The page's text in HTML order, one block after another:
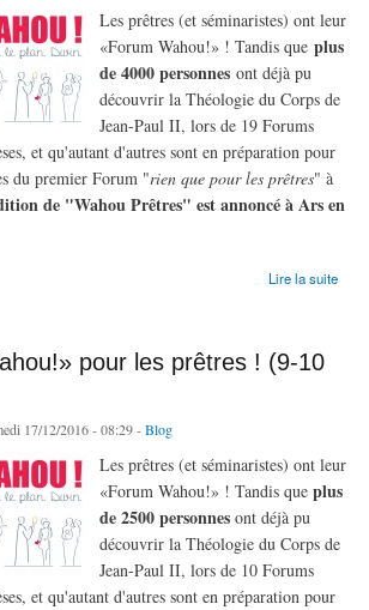
Les prêtres (et séminaristes) ont leur
«Forum Wahou!» ! Tandis que plus
de 4000 personnes ont déjà pu
découvrir la Théologie du Corps de
Jean-Paul II, lors de 19 Forums
et qu'autant d'autres sont en préparation pour
du premier Forum "rien que pour les prêtres" à
de "Wahou Prêtres" est annoncé à Ars en
Lire la suite
pour les prêtres ! (9-10
17/12/2016 - 08:29 -Blog
Les prêtres (et séminaristes) ont leur
«Forum Wahou!» ! Tandis que plus
de 2500 personnes ont déjà pu
découvrir la Théologie du Corps de
Jean-Paul II, lors de 10 Forums
et qu'autant d'autres sont en préparation pour